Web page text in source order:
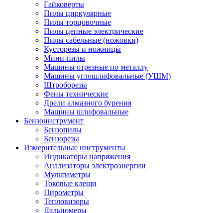
Гайковерты
Пилы циркулярные
Пилы торцовочные
Пилы цепные электрические
Пилы сабельные (ножовки)
Кусторезы и ножницы
Мини-пилы
Машины отрезные по металлу
Машины углошлифовальные (УШМ)
Штроборезы
Фены технические
Дрели алмазного бурения
Машины шлифовальные
Бензоинструмент
Бензопилы
Бензорезы
Измерительные инструменты
Индикаторы напряжения
Анализаторы электроэнергии
Мультиметры
Токовые клещи
Пирометры
Тепловизоры
Дальномеры